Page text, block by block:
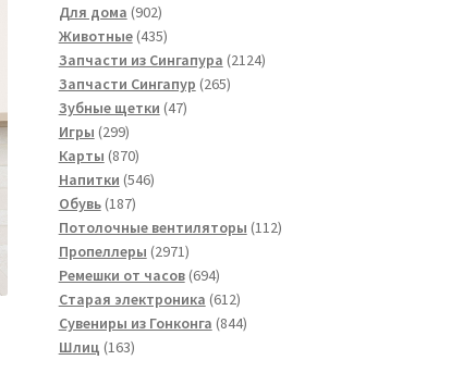
Для дома 902902
товара
Животные 435435
товаров
Запчасти из Сингапура 21242124
Запчасти Сингапур 265265
Зубные щетки 4747
Игры 299299
товаров
Карты 870870
товаров
Напитки 546546
Обувь 187187
товаров
Потолочные вентиляторы 112112
Пропеллеры 29712971
товар
Ремешки от часов 694694
товара
Старая электроника 612612
товаров
Сувениры из Гонконга 844844
Шлиц 163163